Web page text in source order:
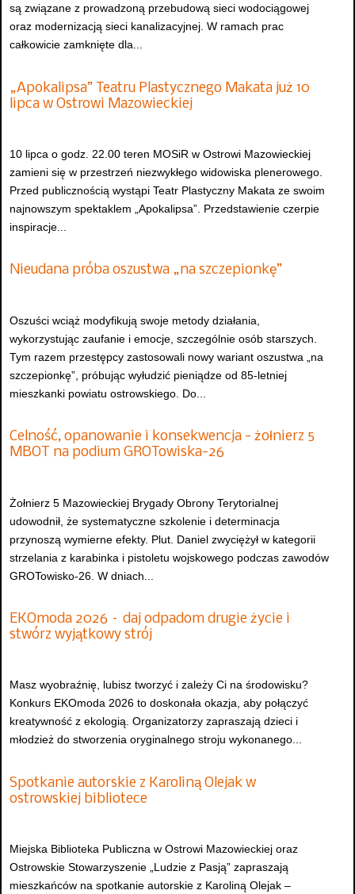
są związane z prowadzoną przebudową sieci wodociągowej
oraz modernizacją sieci kanalizacyjnej. W ramach prac
całkowicie zamknięte dla...
„Apokalipsa” Teatru Plastycznego Makata już 10
lipca w Ostrowi Mazowieckiej
10 lipca o godz. 22.00 teren MOSiR w Ostrowi Mazowieckiej
zamieni się w przestrzeń niezwykłego widowiska plenerowego.
Przed publicznością wystąpi Teatr Plastyczny Makata ze swoim
najnowszym spektaklem „Apokalipsa”. Przedstawienie czerpie
inspiracje...
Nieudana próba oszustwa „na szczepionkę”
Oszuści wciąż modyfikują swoje metody działania,
wykorzystując zaufanie i emocje, szczególnie osób starszych.
Tym razem przestępcy zastosowali nowy wariant oszustwa „na
szczepionkę”, próbując wyłudzić pieniądze od 85-letniej
mieszkanki powiatu ostrowskiego. Do...
Celność, opanowanie i konsekwencja - żołnierz 5
MBOT na podium GROTowiska-26
Żołnierz 5 Mazowieckiej Brygady Obrony Terytorialnej
udowodnił, że systematyczne szkolenie i determinacja
przynoszą wymierne efekty. Plut. Daniel zwyciężył w kategorii
strzelania z karabinka i pistoletu wojskowego podczas zawodów
GROTowisko-26. W dniach...
EKOmoda 2026 – daj odpadom drugie życie i
stwórz wyjątkowy strój
Masz wyobraźnię, lubisz tworzyć i zależy Ci na środowisku?
Konkurs EKOmoda 2026 to doskonała okazja, aby połączyć
kreatywność z ekologią. Organizatorzy zapraszają dzieci i
młodzież do stworzenia oryginalnego stroju wykonanego...
Spotkanie autorskie z Karoliną Olejak w
ostrowskiej bibliotece
Miejska Biblioteka Publiczna w Ostrowi Mazowieckiej oraz
Ostrowskie Stowarzyszenie „Ludzie z Pasją” zapraszają
mieszkańców na spotkanie autorskie z Karoliną Olejak –